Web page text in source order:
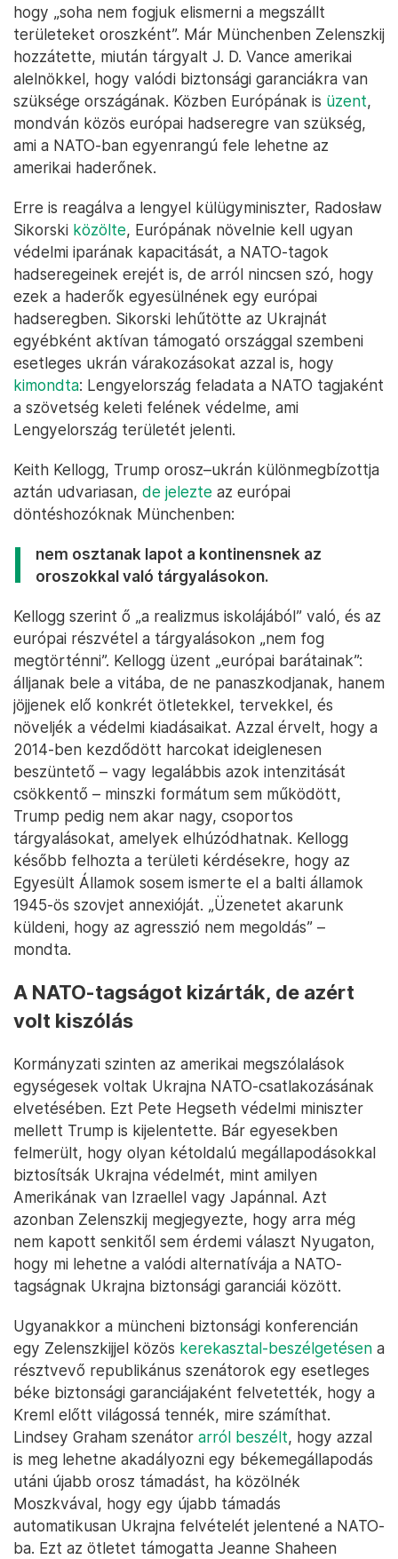
hogy „soha nem fogjuk elismerni a megszállt
területeket oroszként”. Már Münchenben Zelenszkij
hozzátette, miután tárgyalt J. D. Vance amerikai
alelnökkel, hogy valódi biztonsági garanciákra van
szüksége országának. Közben Európának is üzent,
mondván közös európai hadseregre van szükség,
ami a NATO-ban egyenrangú fele lehetne az
amerikai haderőnek.
Erre is reagálva a lengyel külügyminiszter, Radosław
Sikorski közölte, Európának növelnie kell ugyan
védelmi iparának kapacitását, a NATO-tagok
hadseregeinek erejét is, de arról nincsen szó, hogy
ezek a haderők egyesülnének egy európai
hadseregben. Sikorski lehűtötte az Ukrajnát
egyébként aktívan támogató országgal szembeni
esetleges ukrán várakozásokat azzal is, hogy
kimondta: Lengyelország feladata a NATO tagjaként
a szövetség keleti felének védelme, ami
Lengyelország területét jelenti.
Keith Kellogg, Trump orosz–ukrán különmegbízottja
aztán udvariasan, de jelezte az európai
döntéshozóknak Münchenben:
nem osztanak lapot a kontinensnek az
oroszokkal való tárgyalásokon.
Kellogg szerint ő „a realizmus iskolájából” való, és az
európai részvétel a tárgyalásokon „nem fog
megtörténni”. Kellogg üzent „európai barátainak”:
álljanak bele a vitába, de ne panaszkodjanak, hanem
jöjjenek elő konkrét ötletekkel, tervekkel, és
növeljék a védelmi kiadásaikat. Azzal érvelt, hogy a
2014-ben kezdődött harcokat ideiglenesen
beszüntető – vagy legalábbis azok intenzitását
csökkentő – minszki formátum sem működött,
Trump pedig nem akar nagy, csoportos
tárgyalásokat, amelyek elhúzódhatnak. Kellogg
később felhozta a területi kérdésekre, hogy az
Egyesült Államok sosem ismerte el a balti államok
1945-ös szovjet annexióját. „Üzenetet akarunk
küldeni, hogy az agresszió nem megoldás” –
mondta.
A NATO-tagságot kizárták, de azért
volt kiszólás
Kormányzati szinten az amerikai megszólalások
egységesek voltak Ukrajna NATO-csatlakozásának
elvetésében. Ezt Pete Hegseth védelmi miniszter
mellett Trump is kijelentette. Bár egyesekben
felmerült, hogy olyan kétoldalú megállapodásokkal
biztosítsák Ukrajna védelmét, mint amilyen
Amerikának van Izraellel vagy Japánnal. Azt
azonban Zelenszkij megjegyezte, hogy arra még
nem kapott senkitől sem érdemi választ Nyugaton,
hogy mi lehetne a valódi alternatívája a NATO-
tagságnak Ukrajna biztonsági garanciái között.
Ugyanakkor a müncheni biztonsági konferencián
egy Zelenszkijjel közös kerekasztal-beszélgetésen a
résztvevő republikánus szenátorok egy esetleges
béke biztonsági garanciájaként felvetették, hogy a
Kreml előtt világossá tennék, mire számíthat.
Lindsey Graham szenátor arról beszélt, hogy azzal
is meg lehetne akadályozni egy békemegállapodás
utáni újabb orosz támadást, ha közölnék
Moszkvával, hogy egy újabb támadás
automatikusan Ukrajna felvételét jelentené a NATO-
ba. Ezt az ötletet támogatta Jeanne Shaheen